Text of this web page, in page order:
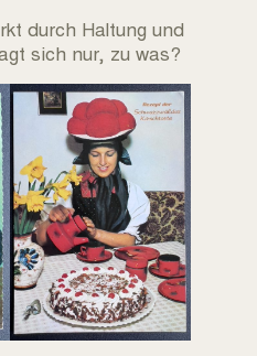
durch Haltung und
sich nur, zu was?